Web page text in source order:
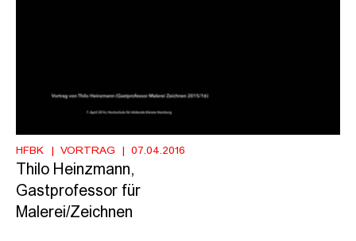
HFBK VORTRAG 07.04.2016
Thilo Heinzmann,
Gastprofessor für
Malerei/Zeichnen